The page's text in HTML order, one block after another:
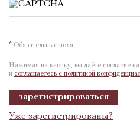
* Обязательные поля.
Нажимая на кнопку, вы даёте согласие
и соглашаетесь с политикой
зарегистрироваться
Уже зарегистрированы?